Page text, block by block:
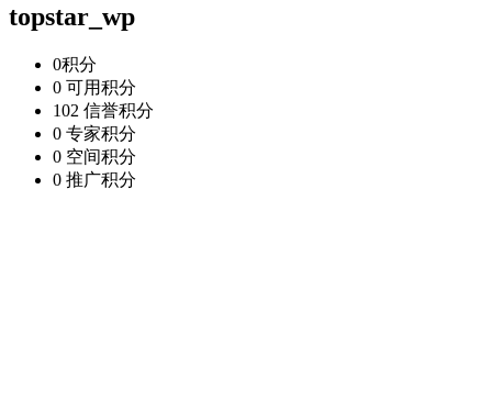
topstar_wp
0积分
0 可用积分
102 信誉积分
0 专家积分
0 空间积分
0 推广积分